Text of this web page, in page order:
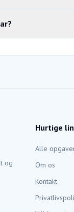
og
Hurtige
Alle
Om os
Kontakt